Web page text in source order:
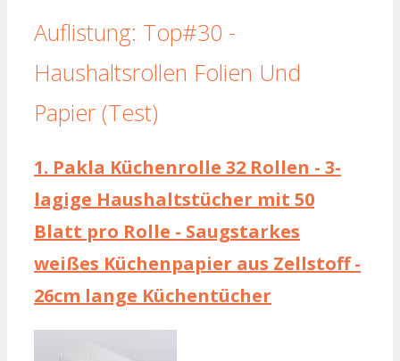
Auflistung: Top#30 -
Haushaltsrollen Folien Und
Papier (Test)
1. Pakla Küchenrolle 32 Rollen - 3-
lagige Haushaltstücher mit 50
Blatt pro Rolle - Saugstarkes
weißes Küchenpapier aus Zellstoff -
26cm lange Küchentücher